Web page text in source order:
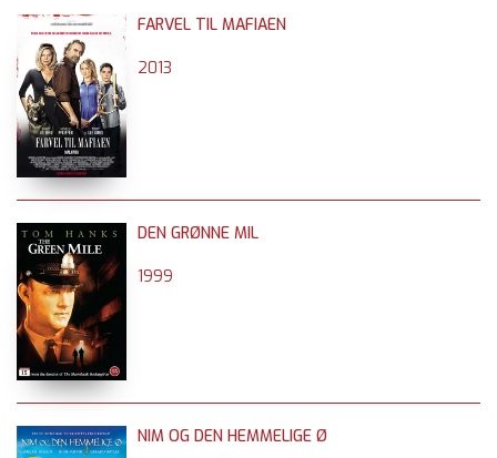
FARVEL TIL MAFIAEN
2013
DEN GRØNNE MIL
1999
NIM OG DEN HEMMELIGE Ø